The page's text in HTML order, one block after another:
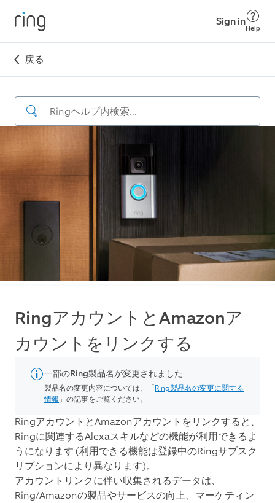
Sign in
Help
戻る
RingアカウントとAmazonア
カウントをリンクする
一部のRing製品名が変更されました
製品名の変更内容については、「Ring製品名の変更に関する
情報」の記事をご覧ください。
RingアカウントとAmazonアカウントをリンクすると、
Ringに関連するAlexaスキルなどの機能が利用できるよ
うになります (利用できる機能は登録中のRingサブスク
リプションにより異なります)。
アカウントリンクに伴い収集されるデータは、
Ring/Amazonの製品やサービスの向上、マーケティン